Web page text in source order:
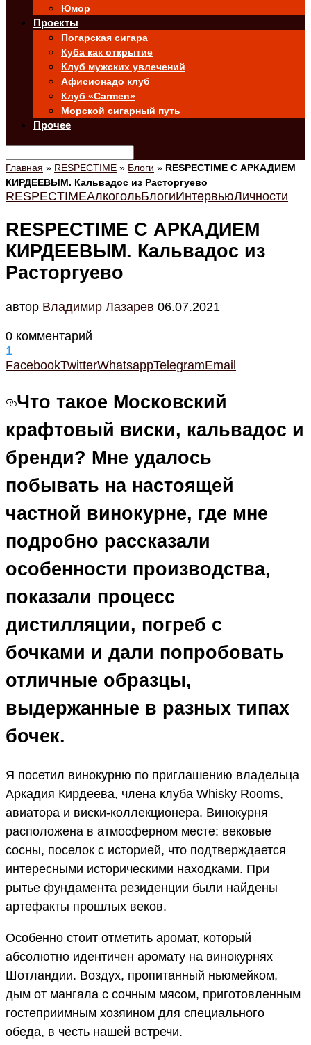
Юмор
Проекты
Погарская сигара
Куба как открытие
Клуб мужских увлечений
Афисионадо клуб
Клуб «Carmen»
Морской сигарный путь
Прочее
Главная » RESPECTIME » Блоги » RESPECTIME С АРКАДИЕМ
КИРДЕЕВЫМ. Кальвадос из Расторгуево
RESPECTIMEАлкогольБлогиИнтервьюЛичности
RESPECTIME С АРКАДИЕМ
КИРДЕЕВЫМ. Кальвадос из
Расторгуево
автор Владимир Лазарев 06.07.2021
0 комментарий
1
FacebookTwitterWhatsappTelegramEmail
Что такое Московский
крафтовый виски, кальвадос и
бренди? Мне удалось
побывать на настоящей
частной винокурне, где мне
подробно рассказали
особенности производства,
показали процесс
дистилляции, погреб с
бочками и дали попробовать
отличные образцы,
выдержанные в разных типах
бочек.
Я посетил винокурню по приглашению владельца
Аркадия Кирдеева, члена клуба Whisky Rooms,
авиатора и виски-коллекционера. Винокурня
расположена в атмосферном месте: вековые
сосны, поселок с историей, что подтверждается
интересными историческими находками. При
рытье фундамента резиденции были найдены
артефакты прошлых веков.
Особенно стоит отметить аромат, который
абсолютно идентичен аромату на винокурнях
Шотландии. Воздух, пропитанный ньюмейком,
дым от мангала с сочным мясом, приготовленным
гостеприимным хозяином для специального
обеда, в честь нашей встречи.